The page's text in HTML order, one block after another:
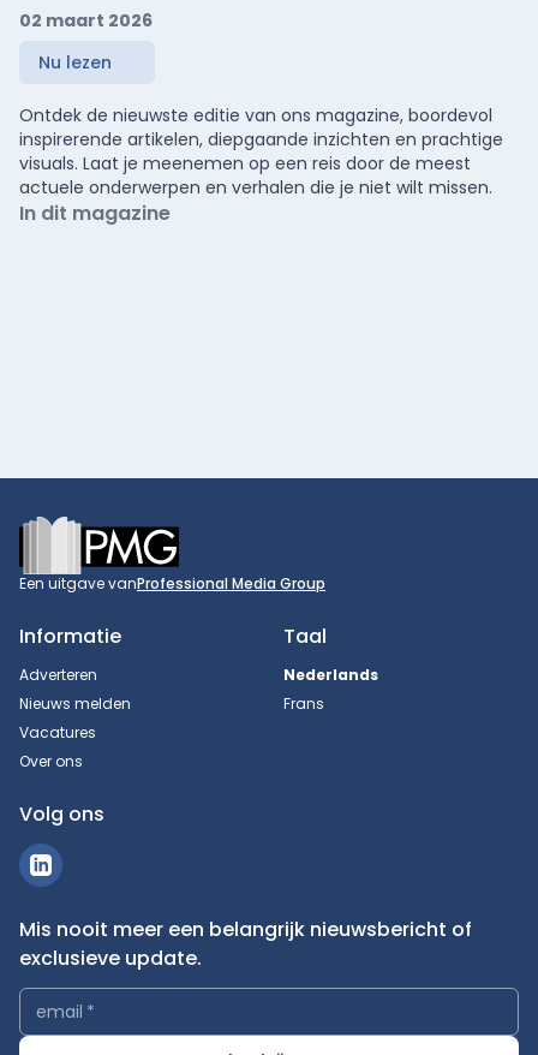
02 maart 2026
Nu lezen
Ontdek de nieuwste editie van ons magazine, boordevol
inspirerende artikelen, diepgaande inzichten en prachtige
visuals. Laat je meenemen op een reis door de meest
actuele onderwerpen en verhalen die je niet wilt missen.
In dit magazine
Footer
Een uitgave vanProfessional Media Group
Informatie
Adverteren
Nieuws melden
Vacatures
Over ons
Taal
Nederlands
Frans
Volg ons
Mis nooit meer een belangrijk nieuwsbericht of
exclusieve update.
email *